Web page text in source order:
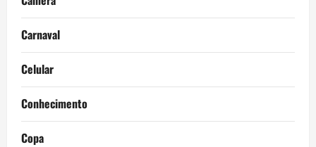
Carnaval
Celular
Conhecimento
Copa